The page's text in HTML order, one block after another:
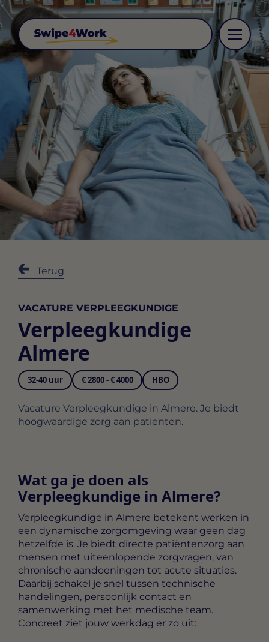
Terug
VACATURE VERPLEEGKUNDIGE
Verpleegkundige
Almere
32-40 uur € 2800 - € 4000 HBO
Vacature Verpleegkundige in Almere. Je biedt
hoogwaardige zorg aan patienten.
Wat ga je doen als
Verpleegkundige in Almere?
Verpleegkundige in Almere betekent werken in
een dynamische zorgomgeving waar geen dag
hetzelfde is. Je biedt directe patiëntenzorg aan
mensen met uiteenlopende zorgvragen, van
chronische aandoeningen tot acute situaties.
Daarbij schakel je snel tussen technische
handelingen, persoonlijk contact en
samenwerking met het medische team.
Concreet ziet jouw werkdag er zo uit: